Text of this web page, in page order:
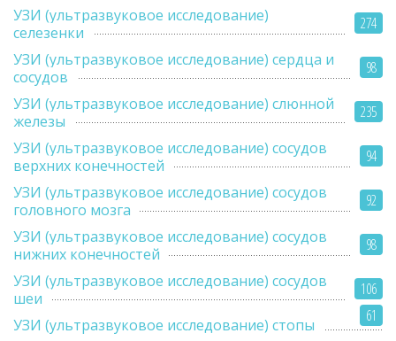
274
УЗИ (ультразвуковое исследование)
селезенки
98
УЗИ (ультразвуковое исследование) сердца и
сосудов
235
УЗИ (ультразвуковое исследование) слюнной
железы
94
УЗИ (ультразвуковое исследование) сосудов
верхних конечностей
92
УЗИ (ультразвуковое исследование) сосудов
головного мозга
98
УЗИ (ультразвуковое исследование) сосудов
нижних конечностей
106
УЗИ (ультразвуковое исследование) сосудов
шеи
61
УЗИ (ультразвуковое исследование) стопы